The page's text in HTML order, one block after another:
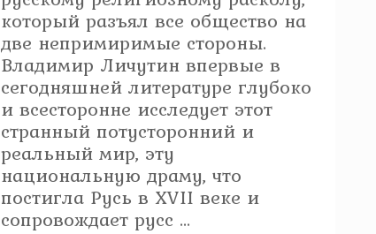
который разъял все общество на
две непримиримые стороны.
Владимир Личутин впервые в
сегодняшней литературе глубоко
и всесторонне исследует этот
странный потусторонний и
реальный мир, эту
национальную драму, что
постигла Русь в XVII веке и
сопровождает русс ...